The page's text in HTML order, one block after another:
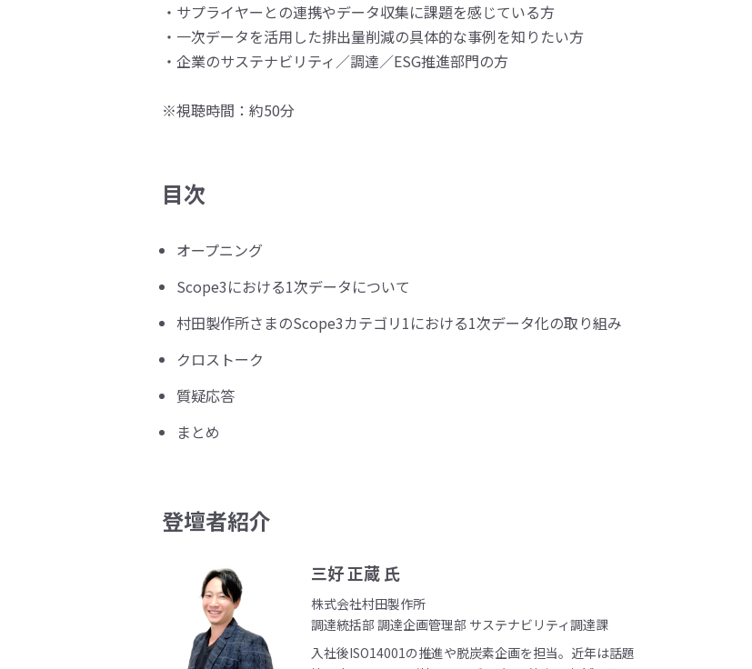
・サプライヤーとの連携やデータ収集に課題を感じている方
・一次データを活用した排出量削減の具体的な事例を知りたい方
・企業のサステナビリティ／調達／ESG推進部門の方
※視聴時間：約50分
目次
オープニング
Scope3における1次データについて
村田製作所さまのScope3カテゴリ1における1次データ化の取り組み
クロストーク
質疑応答
まとめ
登壇者紹介
三好 正蔵 氏
株式会社村田製作所
調達統括部 調達企画管理部 サステナビリティ調達課
入社後ISO14001の推進や脱炭素企画を担当。近年は話題